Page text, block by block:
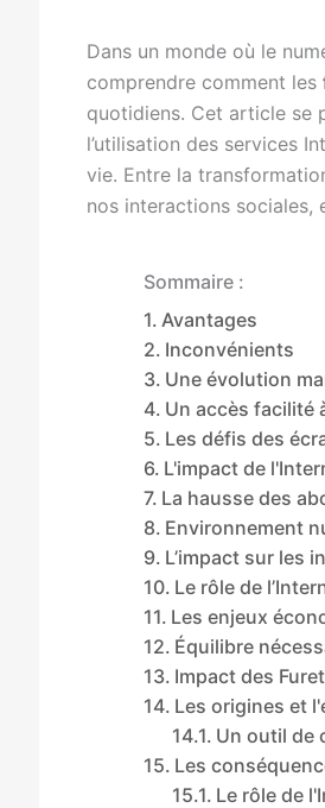
Dans un monde où le
comprendre comment les
quotidiens. Cet article se
l’utilisation des services
vie. Entre la
nos interactions sociales,
Sommaire :
Avantages
Inconvénients
Une évolution
Un accès facilité
Les défis des
L'impact de
La hausse des
Environnement
L’impact sur les
Le rôle de
Les enjeux
Équilibre
Impact des
Les origines et
Un outil de
Les
Le rôle de